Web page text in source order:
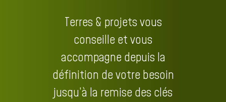
Terres & projets vous
conseille et vous
accompagne depuis la
définition de votre besoin
jusqu’à la remise des clés